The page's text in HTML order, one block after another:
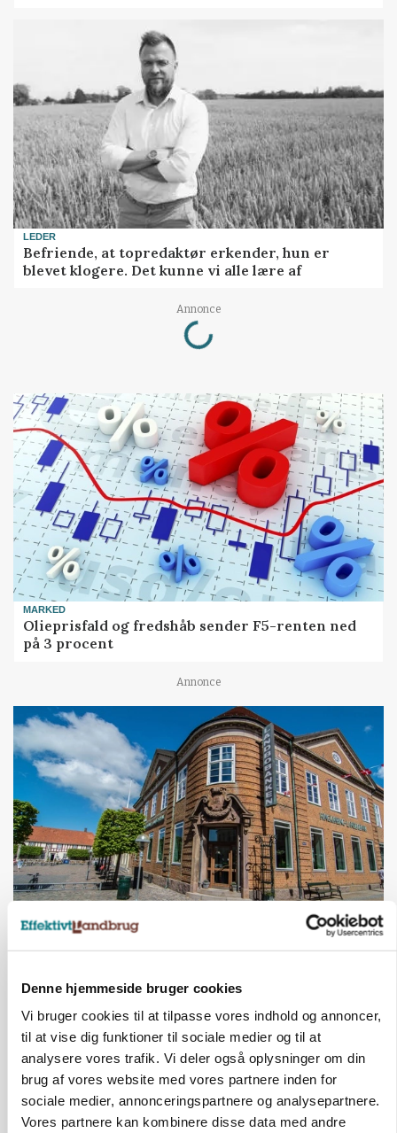
Denne hjemmeside bruger cookies
Vi bruger cookies til at tilpasse vores indhold og annoncer,
til at vise dig funktioner til sociale medier og til at
analysere vores trafik. Vi deler også oplysninger om din
brug af vores website med vores partnere inden for
sociale medier, annonceringspartnere og analysepartnere.
Vores partnere kan kombinere disse data med andre
LEDER
Befriende, at topredaktør erkender, hun er
blevet klogere. Det kunne vi alle lære af
Annonce
Loading...
MARKED
Olieprisfald og fredshåb sender F5-renten ned
på 3 procent
Annonce
BUSINESS
Lave grisepriser og nye regler øger landbobanks
forsigtighed
Annonce
KLUMME
Ny griseprognose kan give anledning til et nyt
budgettjek
Annonce
Loading...